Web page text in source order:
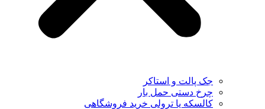
جک پالت و استاکر
چرخ دستی حمل بار
کالسکه یا ترولی خرید فروشگاهی